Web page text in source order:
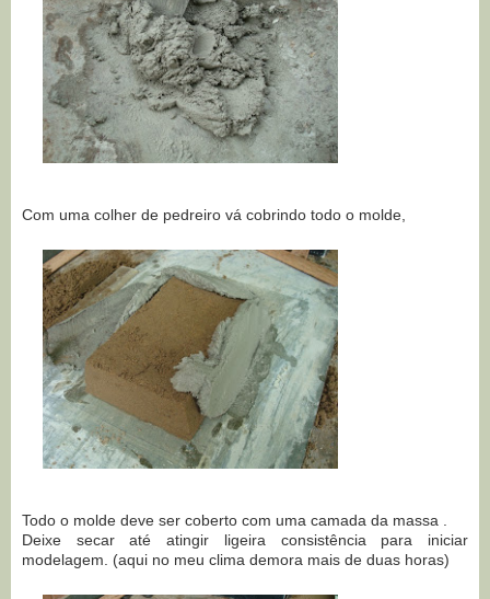
Com uma colher de pedreiro vá cobrindo todo o molde,
Todo o molde deve ser coberto com uma camada da massa .
Deixe secar até atingir ligeira consistência para iniciar
modelagem. (aqui no meu clima demora mais de duas horas)